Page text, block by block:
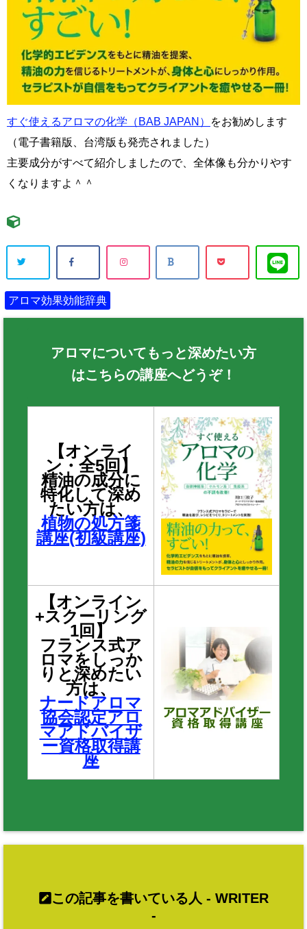
すぐ使えるアロマの化学（BAB JAPAN）
をお勧めします
（電子書籍版、台湾版も発売されました）
主要成分がすべて紹介しましたので、全体像も分かりやす
くなりますよ＾＾
アロマ効果効能辞典
アロマについてもっと深めたい方
はこちらの講座へどうぞ！
【オンライ
ン・全5回】
精油の成分に
特化して深め
たい方は、
植物の処方箋
講座(初級講座)
【オンライン
+スクーリング
1回】
フランス式ア
ロマをしっか
りと深めたい
方は、
ナードアロマ
協会認定アロ
マアドバイザ
ー資格取得講
座
この記事を書いている人 - WRITER
-